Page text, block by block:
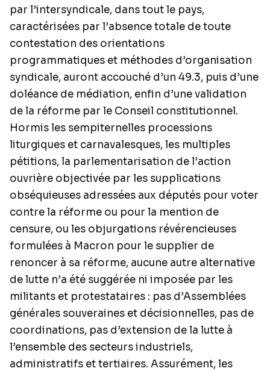
par l’intersyndicale, dans tout le pays,
caractérisées par l’absence totale de toute
contestation des orientations
programmatiques et méthodes d’organisation
syndicale, auront accouché d’un 49.3, puis d’une
doléance de médiation, enfin d’une validation
de la réforme par le Conseil constitutionnel.
Hormis les sempiternelles processions
liturgiques et carnavalesques, les multiples
pétitions, la parlementarisation de l’action
ouvrière objectivée par les supplications
obséquieuses adressées aux députés pour voter
contre la réforme ou pour la mention de
censure, ou les objurgations révérencieuses
formulées à Macron pour le supplier de
renoncer à sa réforme, aucune autre alternative
de lutte n’a été suggérée ni imposée par les
militants et protestataires : pas d’Assemblées
générales souveraines et décisionnelles, pas de
coordinations, pas d’extension de la lutte à
l’ensemble des secteurs industriels,
administratifs et tertiaires. Assurément, les